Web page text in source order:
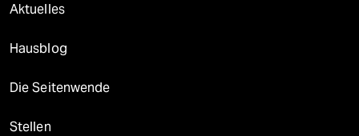
Aktuelles
Hausblog
Die Seitenwende
Stellen